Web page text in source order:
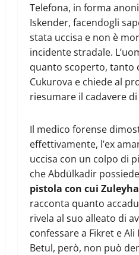
Telefona, in forma
Iskender, facendogli
stata uccisa e non è
incidente stradale.
quanto scoperto, tanto
Cukurova e chiede al
riesumare il cadavere
Il medico forense
effettivamente, l’ex
uccisa con un colpo di
che Abdülkadir
pistola con cui
racconta quanto
rivela al suo alleato di
confessare a Fikret e Ali
Betul, però, non può